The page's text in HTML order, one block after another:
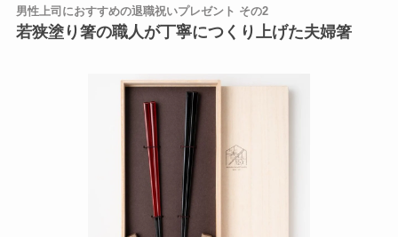
男性上司におすすめの退職祝いプレゼント その2
若狭塗り箸の職人が丁寧につくり上げた夫婦箸